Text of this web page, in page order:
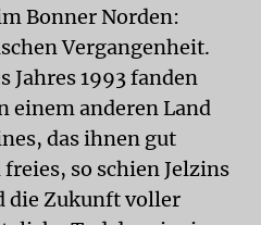
Bonner Norden:
Vergangenheit.
Jahres 1993 fanden
einem anderen Land
das ihnen gut
so schien Jelzins
die Zukunft voller